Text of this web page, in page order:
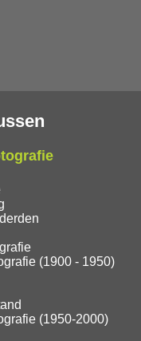
(1900 - 1950)
(1950-2000)